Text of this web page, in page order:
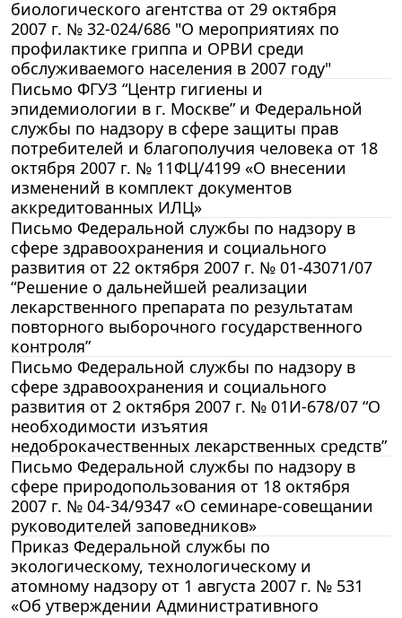
биологического агентства от 29 октября
2007 г. № 32-024/686 "О мероприятиях по
профилактике гриппа и ОРВИ среди
обслуживаемого населения в 2007 году"
Письмо ФГУЗ “Центр гигиены и
эпидемиологии в г. Москве” и Федеральной
службы по надзору в сфере защиты прав
потребителей и благополучия человека от 18
октября 2007 г. № 11ФЦ/4199 «О внесении
изменений в комплект документов
аккредитованных ИЛЦ»
Письмо Федеральной службы по надзору в
сфере здравоохранения и социального
развития от 22 октября 2007 г. № 01-43071/07
“Решение о дальнейшей реализации
лекарственного препарата по результатам
повторного выборочного государственного
контроля”
Письмо Федеральной службы по надзору в
сфере здравоохранения и социального
развития от 2 октября 2007 г. № 01И-678/07 “О
необходимости изъятия
недоброкачественных лекарственных средств”
Письмо Федеральной службы по надзору в
сфере природопользования от 18 октября
2007 г. № 04-34/9347 «О семинаре-совещании
руководителей заповедников»
Приказ Федеральной службы по
экологическому, технологическому и
атомному надзору от 1 августа 2007 г. № 531
«Об утверждении Административного